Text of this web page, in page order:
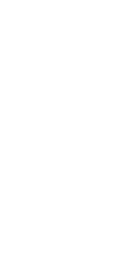
要实施这些措施
题的根本原因。
需要使用控制计